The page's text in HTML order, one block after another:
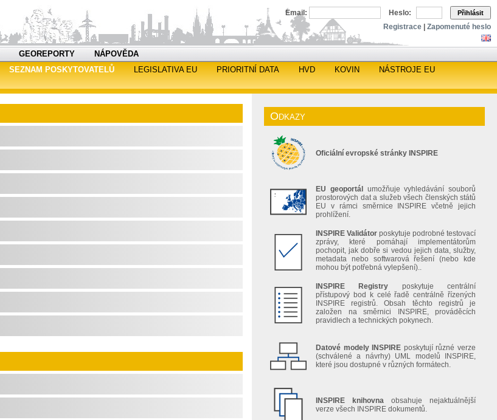
Email: Heslo: Přihlásit
Registrace Zapomenuté heslo
GEOREPORTY
NÁPOVĚDA
SEZNAM POSKYTOVATELŮ LEGISLATIVA EU PRIORITNÍ DATA HVD KOVIN
NÁSTROJE EU
Odkazy
Oficiální evropské stránky INSPIRE
EU geoportál
umožňuje vyhledávání souborů
prostorových dat a služeb všech členských států
EU v rámci směrnice INSPIRE včetně jejich
prohlížení.
INSPIRE Validátor poskytuje podrobné testovací
zprávy, které pomáhají implementátorům
pochopit, jak dobře si vedou jejich data, služby,
metadata nebo softwarová řešení (nebo kde
mohou být potřebná vylepšení)..
INSPIRE Registry poskytuje centrální
přístupový bod k celé řadě centrálně řízených
INSPIRE registrů. Obsah těchto registrů je
založen na směrnici INSPIRE, prováděcích
pravidlech a technických pokynech.
Datové modely INSPIRE poskytují různé verze
(schválené a návrhy) UML modelů INSPIRE,
které jsou dostupné v různých formátech.
INSPIRE knihovna obsahuje nejaktuálnější
verze všech INSPIRE dokumentů.